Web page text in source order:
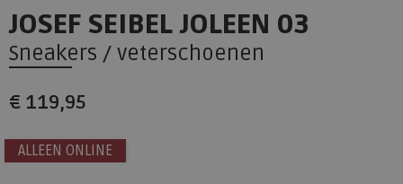
JOSEF SEIBEL JOLEEN 03
Sneakers / veterschoenen
€ 119,95
ALLEEN ONLINE